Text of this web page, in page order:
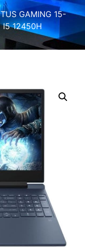
GAMING 15-
I5 12450H